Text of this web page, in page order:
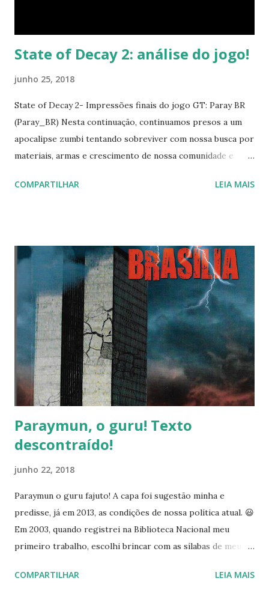
State of Decay 2: análise do jogo!
junho 25, 2018
State of Decay 2- Impressões finais do jogo GT: Paray BR
(Paray_BR) Nesta continuação, continuamos presos a um
apocalipse zumbi tentando sobreviver com nossa busca por
materiais, armas e crescimento de nossa comunidade e
franquia da Undead Labs e da Microsoft Studios e que
lançamento, o que fez a Microsoft lançar um agradecimento
aos jogadores [1] : “Tem sido incrível ver jogadores em
todo o mundo apoiando o State of Decay 2 e estamos
empolgados em compartilhar que alcançamos mais de dois
milhões de jogadores em menos de duas semanas desde
nosso lançamento global em 22 de maio. Em nome da equipe
aqui e nossos parceiros incrivelmente talentosos da
Undead Labs, queremos agradecer aos milhões de fãs
antigos e novos que ajudaram a construir...
COMPARTILHAR LEIA MAIS
Paraymun, o guru! Texto
descontraído!
junho 22, 2018
Paraymun o guru fajuto! A capa foi sugestão minha e
predisse, já em 2013, as condições de nossa política atual. 😃
Em 2003, quando registrei na Biblioteca Nacional meu
primeiro trabalho, escolhi brincar com as sílabas de meu
Surgiu daí o meu pseudônimo: Paraymun Radoede Motrick.
COMPARTILHAR LEIA MAIS